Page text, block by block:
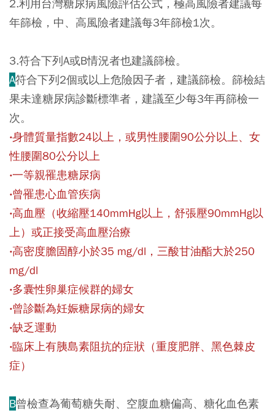
2.利用台灣糖尿病風險評估公式，極高風險者建議每
年篩檢，中、高風險者建議每3年篩檢1次。
3.符合下列A或B情況者也建議篩檢。
A符合下列2個或以上危險因子者，建議篩檢。篩檢結
果未達糖尿病診斷標準者，建議至少每3年再篩檢一
次。
‧身體質量指數24以上，或男性腰圍90公分以上、女
性腰圍80公分以上
‧一等親罹患糖尿病
‧曾罹患心血管疾病
‧高血壓（收縮壓140mmHg以上，舒張壓90mmHg以
上）或正接受高血壓治療
‧高密度膽固醇小於35 mg/dl，三酸甘油酯大於250
mg/dl
‧多囊性卵巢症候群的婦女
‧曾診斷為妊娠糖尿病的婦女
‧缺乏運動
‧臨床上有胰島素阻抗的症狀（重度肥胖、黑色棘皮
症）
B曾檢查為葡萄糖失耐、空腹血糖偏高、糖化血色素